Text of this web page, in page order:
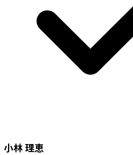
小林 理恵